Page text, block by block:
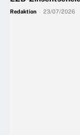
Redaktion 23/07/2026